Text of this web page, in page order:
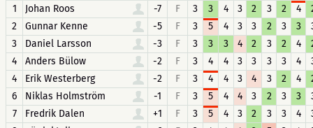
1
Johan Roos -7 F 3 3 4 3 2 3 2 4
2
Gunnar Kenne -5 F 3 5 4 3 3 2 3 3
3
Daniel Larsson -3 F 3 3 3 4 2 3 2 4
4
Anders Bülow -2 F 3 4 4 3 3 3 3 4
4
Erik Westerberg -2 F 3 4 4 3 4 3 2 4
6
Niklas Holmström -1 F 3 5 4 4 3 2 3 3
7
Fredrik Dalen +1 F 3 5 4 3 2 3 3 4